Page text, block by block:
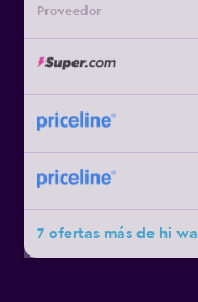
Proveedor
7 ofertas más de hi